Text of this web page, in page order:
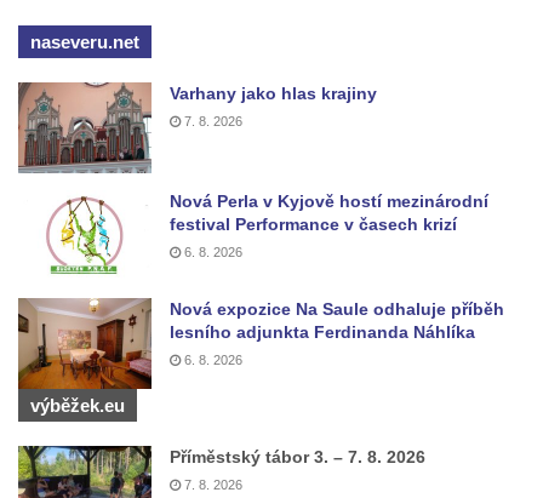
Kostel svatých Petra a Pavla v Kadani
Kostel svaté Anny v Kadani
Chrám pokoje v Hrádku nad Nisou
Kostel svatého Bartoloměje v Hrádku nad
Kostel svatého Mikuláše v Tisové u
Tachova
Kostel svatého Vavřince v Náchodě
Kostel svaté Kateřiny Alexandrijské ve
Vysokém nad Jizerou
Kostel svatého Prokopa v Jablonci nad
Pavilon bývalé studny na náměstí Dr. Karla
naseveru.net
Varhany jako hlas krajiny
7. 8. 2026
Nová Perla v Kyjově hostí mezinárodní
festival Performance v časech krizí
6. 8. 2026
Nová expozice Na Saule odhaluje příběh
lesního adjunkta Ferdinanda Náhlíka
6. 8. 2026
výběžek.eu
Příměstský tábor 3. – 7. 8. 2026
7. 8. 2026